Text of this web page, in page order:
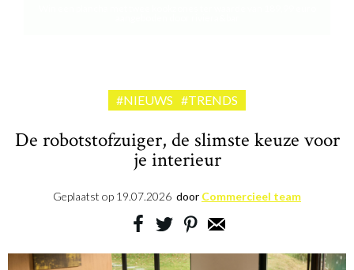
#NIEUWS #TRENDS
De robotstofzuiger, de slimste keuze voor
je interieur
Geplaatst op 19.07.2026 door Commercieel team